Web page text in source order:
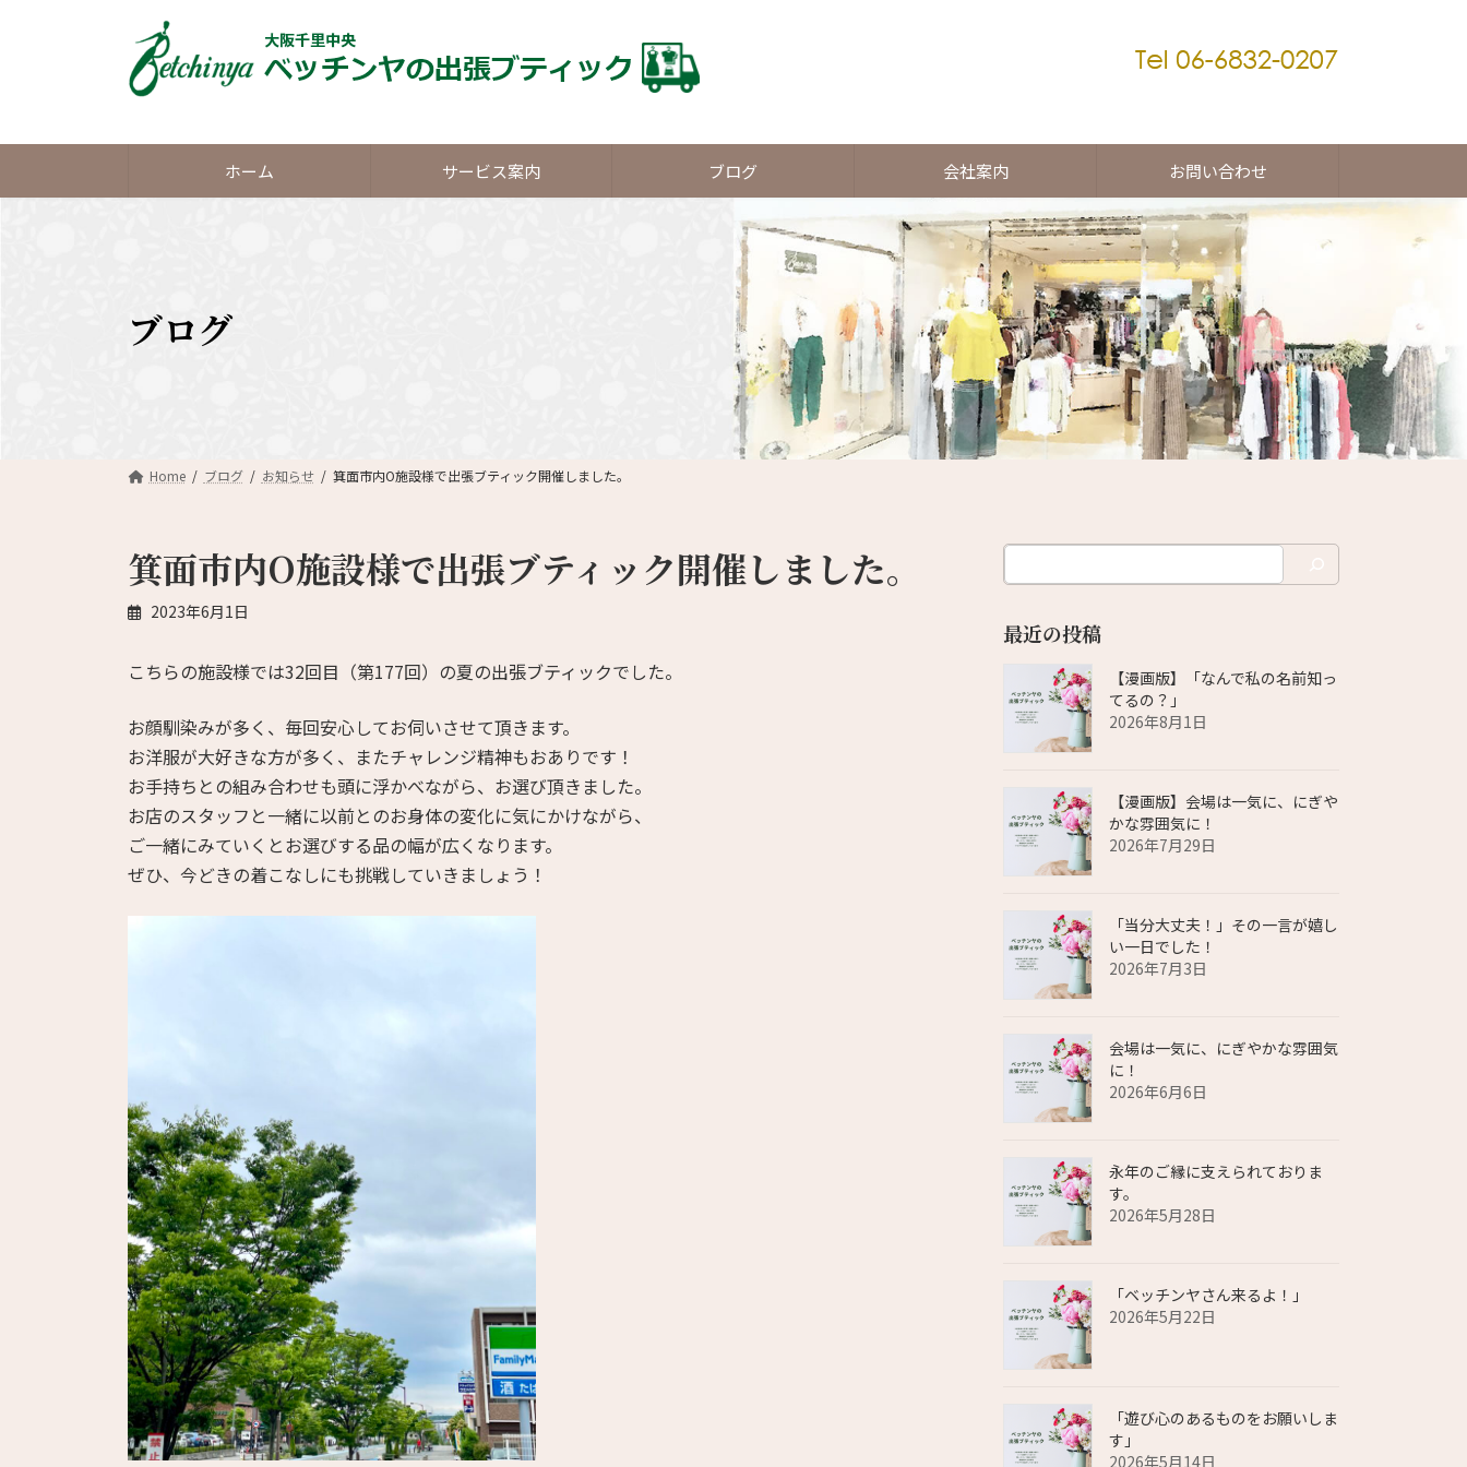
へ
キ
ョ
に
ホーム サービス案内 ブログ 会社案内 お問い合わせ
ブログ
Home ブログ お知らせ 箕面市内O施設様で出張ブティック開催しました。
箕面市内O施設様で出張ブティック開催しました。
2023年6月1日
こちらの施設様では32回目（第177回）の夏の出張ブティックでした。
お顔馴染みが多く、毎回安心してお伺いさせて頂きます。
お洋服が大好きな方が多く、またチャレンジ精神もおありです！
お手持ちとの組み合わせも頭に浮かべながら、お選び頂きました。
お店のスタッフと一緒に以前とのお身体の変化に気にかけながら、
ご一緒にみていくとお選びする品の幅が広くなります。
ぜひ、今どきの着こなしにも挑戦していきましょう！
最近の投稿
【漫画版】「なんで私の名前知っ
てるの？」
2026年8月1日
【漫画版】会場は一気に、にぎや
かな雰囲気に！
2026年7月29日
「当分大丈夫！」その一言が嬉し
い一日でした！
2026年7月3日
会場は一気に、にぎやかな雰囲気
に！
2026年6月6日
永年のご縁に支えられておりま
す。
2026年5月28日
「ベッチンヤさん来るよ！」
2026年5月22日
「遊び心のあるものをお願いしま
す」
2026年5月14日